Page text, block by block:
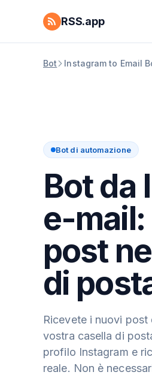
RSS.app
Bot Instagram to Email
Bot di automazione
Bot da
e-mail:
post
di
Ricevete i nuovi post
vostra casella di
profilo Instagram e
reale. Non è